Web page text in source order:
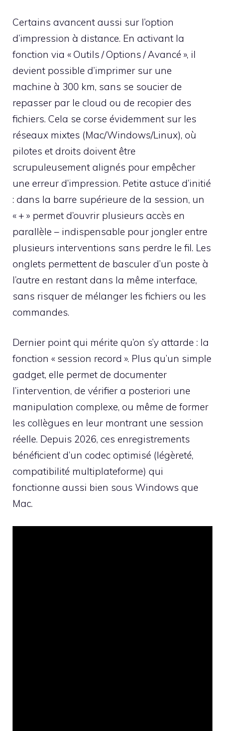
Certains avancent aussi sur l’option
d’impression à distance. En activant la
fonction via « Outils / Options / Avancé », il
devient possible d’imprimer sur une
machine à 300 km, sans se soucier de
repasser par le cloud ou de recopier des
fichiers. Cela se corse évidemment sur les
réseaux mixtes (Mac/Windows/Linux), où
pilotes et droits doivent être
scrupuleusement alignés pour empêcher
une erreur d’impression. Petite astuce d’initié
: dans la barre supérieure de la session, un
« + » permet d’ouvrir plusieurs accès en
parallèle – indispensable pour jongler entre
plusieurs interventions sans perdre le fil. Les
onglets permettent de basculer d’un poste à
l’autre en restant dans la même interface,
sans risquer de mélanger les fichiers ou les
commandes.
Dernier point qui mérite qu’on s’y attarde : la
fonction « session record ». Plus qu’un simple
gadget, elle permet de documenter
l’intervention, de vérifier a posteriori une
manipulation complexe, ou même de former
les collègues en leur montrant une session
réelle. Depuis 2026, ces enregistrements
bénéficient d’un codec optimisé (légèreté,
compatibilité multiplateforme) qui
fonctionne aussi bien sous Windows que
Mac.